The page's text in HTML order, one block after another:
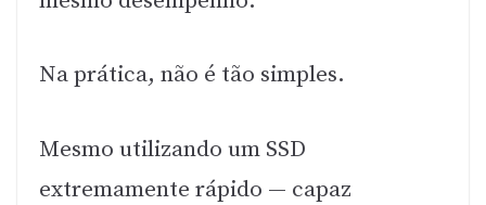
Na prática, não é tão simples.
Mesmo utilizando um SSD
extremamente rápido — capaz